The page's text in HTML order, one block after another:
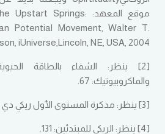
موقع المعهد: Upstart Springs:
Potential Movement, Walter T.
iUniverse,Lincoln, NE, USA, 2004.
والماكروبيوتيك: 67.
[3] ينظر: مذكرة المستوى الأول ريكي دي جو، طلال خياط.
[4] ينظر: الريكي للمبتدئين: 131.